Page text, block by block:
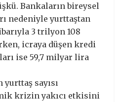
Bankaların bireysel
nedeniyle yurttaştan
3 trilyon 108
icraya düşen kredi
ise 59,7 milyar lira
sayısı
krizin yakıcı etkisini